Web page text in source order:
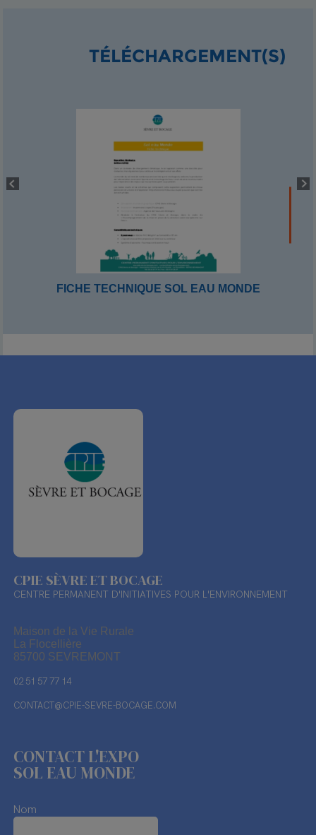
TÉLÉCHARGEMENT(S)
FICHE TECHNIQUE SOL EAU MONDE
CPIE SÈVRE ET BOCAGE
CENTRE PERMANENT D'INITIATIVES POUR L'ENVIRONNEMENT
Maison de la Vie Rurale
La Flocellière
85700 SEVREMONT
02 51 57 77 14
CONTACT@CPIE-SEVRE-BOCAGE.COM
CONTACT L'EXPO
SOL EAU MONDE
Nom